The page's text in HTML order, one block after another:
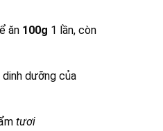
ăn 100g 1 lần, còn
dưỡng của
tươi